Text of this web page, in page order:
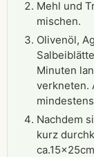
Mehl und
mischen.
Olivenöl,
Minuten
verkneten.
Nachdem
kurz